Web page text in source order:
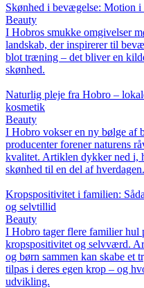
Skønhed i bevægelse: Motion
Beauty
I Hobros smukke omgivelser
landskab, der inspirerer til
blot træning – det bliver en
skønhed.
Naturlig pleje fra Hobro –
kosmetik
Beauty
I Hobro vokser en ny bølge af
producenter forener naturens
kvalitet. Artiklen dykker ned i,
skønhed til en del af hverdagen.
Kropspositivitet i familien:
og selvtillid
Beauty
I Hobro tager flere familier hul
kropspositivitet og selvværd.
og børn sammen kan skabe et
tilpas i deres egen krop – og
udvikling.